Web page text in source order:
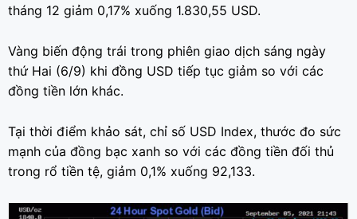
tháng 12 giảm 0,17% xuống 1.830,55 USD.
Vàng biến động trái trong phiên giao dịch sáng ngày
thứ Hai (6/9) khi đồng USD tiếp tục giảm so với các
đồng tiền lớn khác.
Tại thời điểm khảo sát, chỉ số USD Index, thước đo sức
mạnh của đồng bạc xanh so với các đồng tiền đối thủ
trong rổ tiền tệ, giảm 0,1% xuống 92,133.